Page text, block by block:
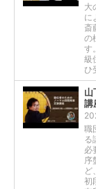
大
に
斎
の
す。
級
ひ
山
講
職
る
必
序
ど
初